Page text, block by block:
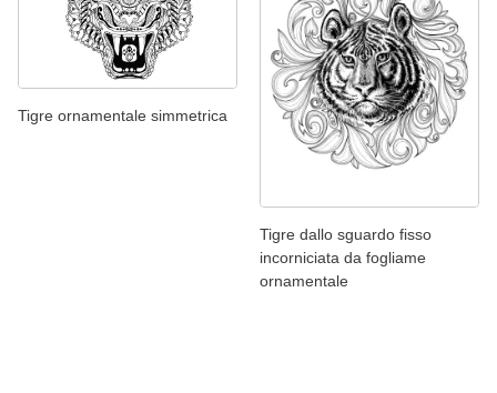
Tigre ornamentale simmetrica
Tigre dallo sguardo fisso
incorniciata da fogliame
ornamentale